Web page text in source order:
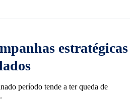
estratégicas
período tende a ter queda de